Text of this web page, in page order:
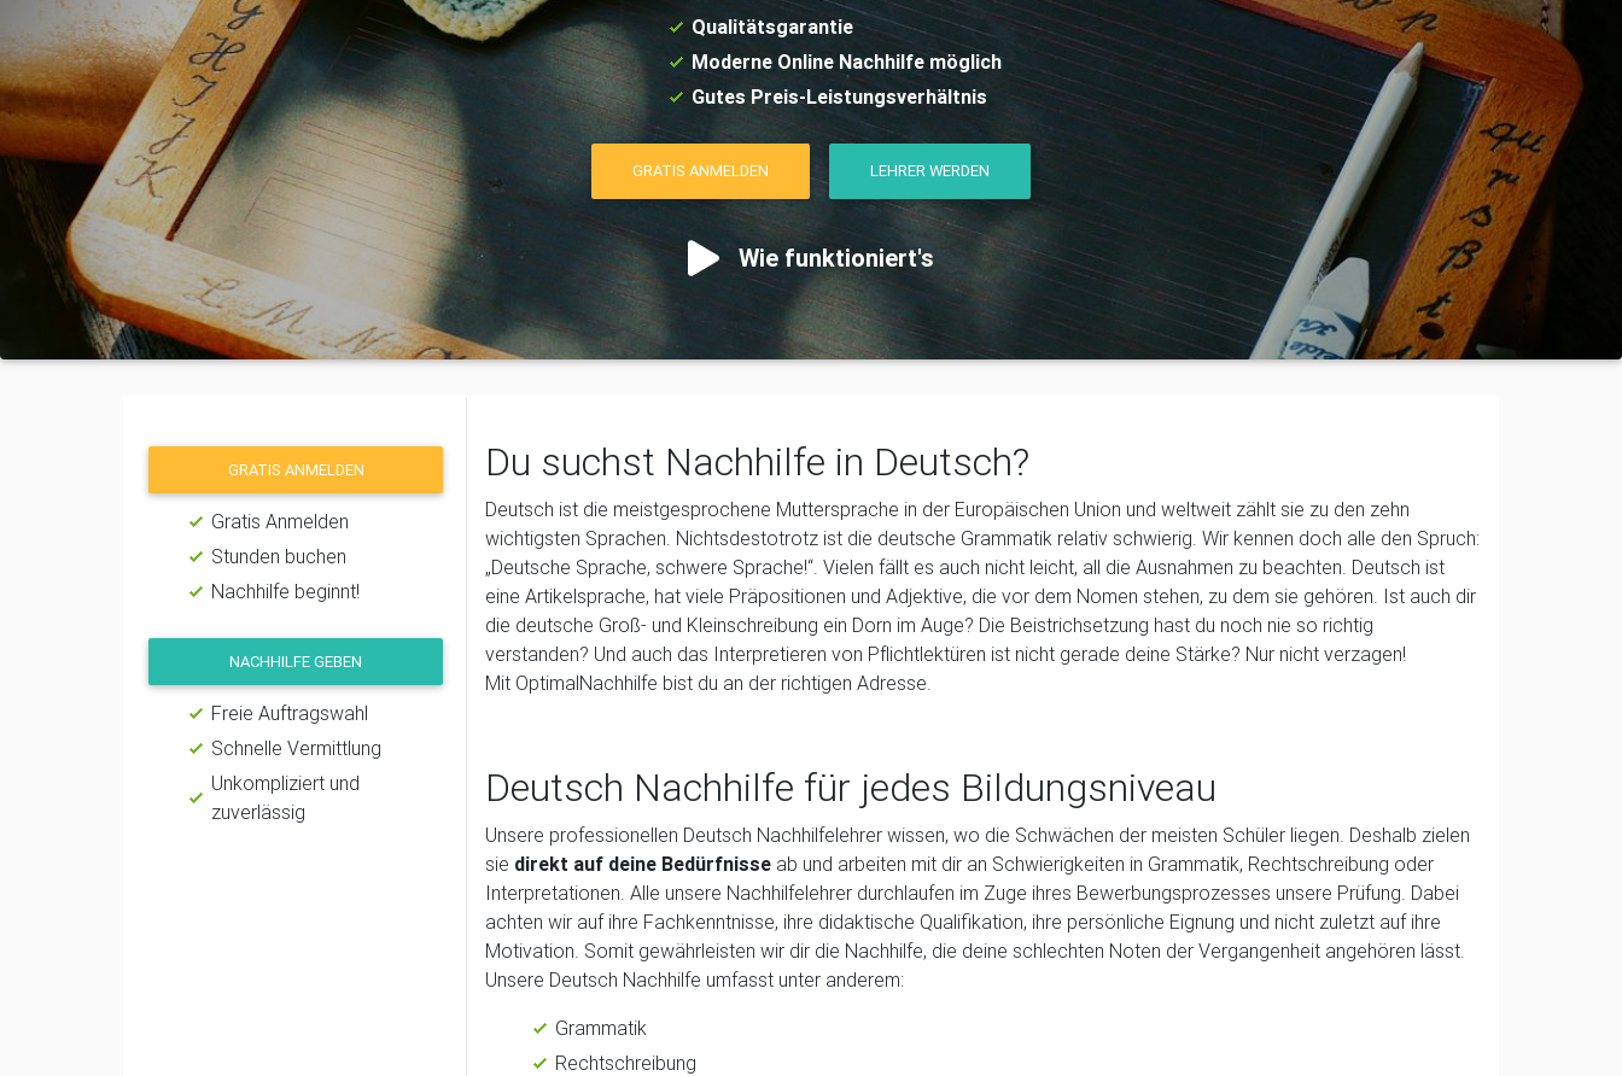
Qualitätsgarantie
Moderne Online Nachhilfe möglich
Gutes Preis-Leistungsverhältnis
GRATIS ANMELDEN LEHRER WERDEN
Wie funktioniert's
GRATIS ANMELDEN
Gratis Anmelden
Stunden buchen
Nachhilfe beginnt!
NACHHILFE GEBEN
Freie Auftragswahl
Schnelle Vermittlung
Unkompliziert und
zuverlässig
Du suchst Nachhilfe in Deutsch?
Deutsch ist die meistgesprochene Muttersprache in der Europäischen Union und weltweit zählt sie zu den zehn
wichtigsten Sprachen. Nichtsdestotrotz ist die deutsche Grammatik relativ schwierig. Wir kennen doch alle den Spruch:
„Deutsche Sprache, schwere Sprache!“. Vielen fällt es auch nicht leicht, all die Ausnahmen zu beachten. Deutsch ist
eine Artikelsprache, hat viele Präpositionen und Adjektive, die vor dem Nomen stehen, zu dem sie gehören. Ist auch dir
die deutsche Groß- und Kleinschreibung ein Dorn im Auge? Die Beistrichsetzung hast du noch nie so richtig
verstanden? Und auch das Interpretieren von Pflichtlektüren ist nicht gerade deine Stärke? Nur nicht verzagen!
Mit OptimalNachhilfe bist du an der richtigen Adresse.
Deutsch Nachhilfe für jedes Bildungsniveau
Unsere professionellen Deutsch Nachhilfelehrer wissen, wo die Schwächen der meisten Schüler liegen. Deshalb zielen
sie direkt auf deine Bedürfnisse ab und arbeiten mit dir an Schwierigkeiten in Grammatik, Rechtschreibung oder
Interpretationen. Alle unsere Nachhilfelehrer durchlaufen im Zuge ihres Bewerbungsprozesses unsere Prüfung. Dabei
achten wir auf ihre Fachkenntnisse, ihre didaktische Qualifikation, ihre persönliche Eignung und nicht zuletzt auf ihre
Motivation. Somit gewährleisten wir dir die Nachhilfe, die deine schlechten Noten der Vergangenheit angehören lässt.
Unsere Deutsch Nachhilfe umfasst unter anderem:
Grammatik
Rechtschreibung